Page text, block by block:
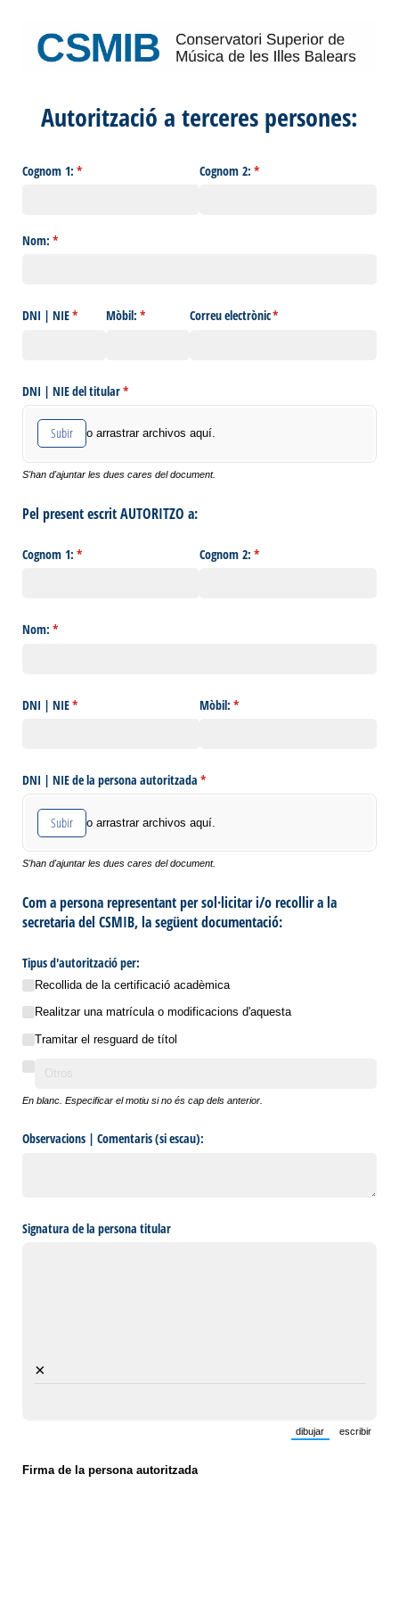
Autorització a terceres persones:
Cognom 1: *
(necesario) Cognom 2: *
(necesario)
Nom: *
(necesario)
DNI | NIE*
(necesario)
Mòbil: *
(necesario)Correu electrònic*
(necesario)
DNI | NIE del titular*
(necesario)
Subir o arrastrar archivos aquí.
S'han d'ajuntar les dues cares del document.
Pel present escrit AUTORITZO a:
Cognom 1: *
(necesario) Cognom 2: *
(necesario)
Nom: *
(necesario)
DNI | NIE*
(necesario) Mòbil: *
(necesario)
DNI | NIE de la persona autoritzada *
(necesario)
Subir o arrastrar archivos aquí.
S'han d'ajuntar les dues cares del document.
Com a persona representant per sol·licitar i/o recollir a la
secretaria del CSMIB, la següent documentació:
Tipus d'autorització per:
Recollida de la certificació acadèmica
Realitzar una matrícula o modificacions d'aquesta
Tramitar el resguard de títol
En blanc. Especificar el motiu si no és cap dels anterior.
Observacions | Comentaris (si escau):
Signatura de la persona titular
×
dibujar
(Cambiar del modo
escribir
Firma de la persona autoritzada